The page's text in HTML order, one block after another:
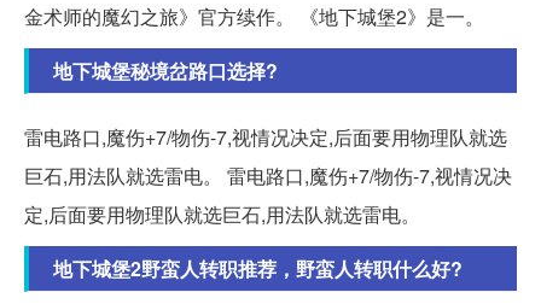
金术师的魔幻之旅》官方续作。 《地下城堡2》是一。
地下城堡秘境岔路口选择?
雷电路口,魔伤+7/物伤-7,视情况决定,后面要用物理队就选
巨石,用法队就选雷电。 雷电路口,魔伤+7/物伤-7,视情况决
定,后面要用物理队就选巨石,用法队就选雷电。
地下城堡2野蛮人转职推荐，野蛮人转职什么好?